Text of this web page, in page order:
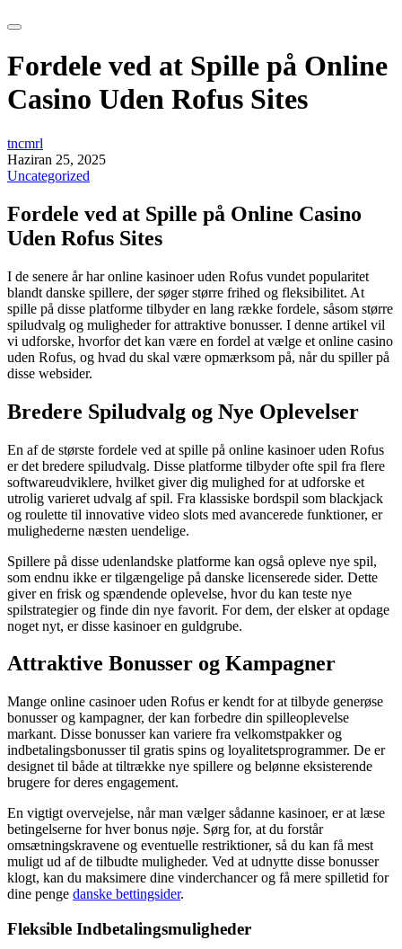
Fordele ved at Spille på Online
Casino Uden Rofus Sites
tncmrl
Haziran 25, 2025
Uncategorized
Fordele ved at Spille på Online Casino
Uden Rofus Sites
I de senere år har online kasinoer uden Rofus vundet popularitet
blandt danske spillere, der søger større frihed og fleksibilitet. At
spille på disse platforme tilbyder en lang række fordele, såsom større
spiludvalg og muligheder for attraktive bonusser. I denne artikel vil
vi udforske, hvorfor det kan være en fordel at vælge et online casino
uden Rofus, og hvad du skal være opmærksom på, når du spiller på
disse websider.
Bredere Spiludvalg og Nye Oplevelser
En af de største fordele ved at spille på online kasinoer uden Rofus
er det bredere spiludvalg. Disse platforme tilbyder ofte spil fra flere
softwareudviklere, hvilket giver dig mulighed for at udforske et
utrolig varieret udvalg af spil. Fra klassiske bordspil som blackjack
og roulette til innovative video slots med avancerede funktioner, er
mulighederne næsten uendelige.
Spillere på disse udenlandske platforme kan også opleve nye spil,
som endnu ikke er tilgængelige på danske licenserede sider. Dette
giver en frisk og spændende oplevelse, hvor du kan teste nye
spilstrategier og finde din nye favorit. For dem, der elsker at opdage
noget nyt, er disse kasinoer en guldgrube.
Attraktive Bonusser og Kampagner
Mange online casinoer uden Rofus er kendt for at tilbyde generøse
bonusser og kampagner, der kan forbedre din spilleoplevelse
markant. Disse bonusser kan variere fra velkomstpakker og
indbetalingsbonusser til gratis spins og loyalitetsprogrammer. De er
designet til både at tiltrække nye spillere og belønne eksisterende
brugere for deres engagement.
En vigtigt overvejelse, når man vælger sådanne kasinoer, er at læse
betingelserne for hver bonus nøje. Sørg for, at du forstår
omsætningskravene og eventuelle restriktioner, så du kan få mest
muligt ud af de tilbudte muligheder. Ved at udnytte disse bonusser
klogt, kan du maksimere dine vinderchancer og få mere spilletid for
dine penge danske bettingsider.
Fleksible Indbetalingsmuligheder